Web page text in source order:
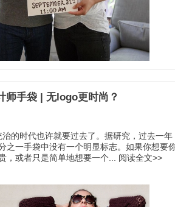
师手袋 | 无logo更时尚？
的时代也许就要过去了。据研究，过去一年
之一手袋中没有一个明显标志。如果你想要
，或者只是简单地想要一个...
阅读全文>>